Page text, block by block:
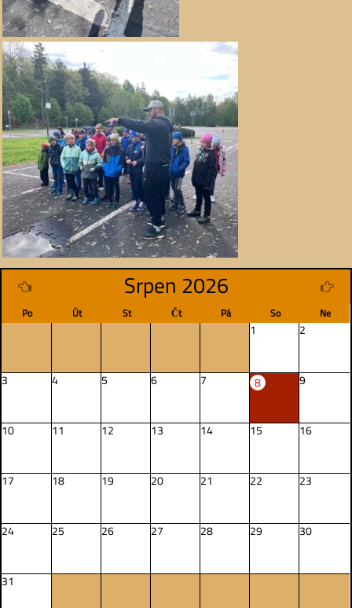
Srpen 2026
Po Út St Čt Pá So Ne
1 2
3 4 5 6 7 8 9
10 11 12 13 14 15 16
17 18 19 20 21 22 23
24 25 26 27 28 29 30
31